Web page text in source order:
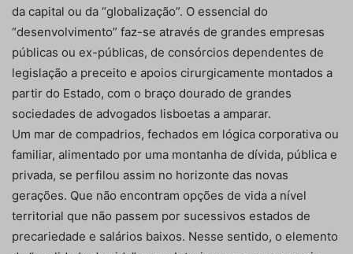
da capital ou da “globalização”. O essencial do
“desenvolvimento” faz-se através de grandes empresas
públicas ou ex-públicas, de consórcios dependentes de
legislação a preceito e apoios cirurgicamente montados a
partir do Estado, com o braço dourado de grandes
sociedades de advogados lisboetas a amparar.
Um mar de compadrios, fechados em lógica corporativa ou
familiar, alimentado por uma montanha de dívida, pública e
privada, se perfilou assim no horizonte das novas
gerações. Que não encontram opções de vida a nível
territorial que não passem por sucessivos estados de
precariedade e salários baixos. Nesse sentido, o elemento